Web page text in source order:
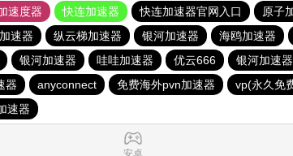
速度器 快连加速器 快连加速器官网入口 原子
速器 纵云梯加速器 银河加速器 海鸥加速器
银河加速器 哇哇加速器 优云666 银河加速器
器 anyconnect 免费海外pvn加速器 vp(永久免
速器
安卓